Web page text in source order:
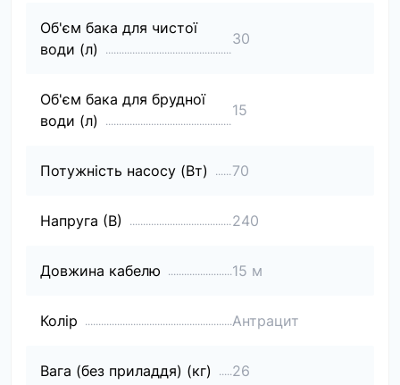
Об'єм бака для чистої
води (л)
30
Об'єм бака для брудної
води (л)
15
Потужність насосу (Вт) 70
Напруга (В) 240
Довжина кабелю 15 м
Колір Антрацит
Вага (без приладдя) (кг) 26